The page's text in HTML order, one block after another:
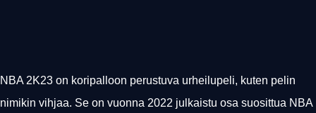
NBA 2K23 on koripalloon perustuva urheilupeli, kuten pelin
nimikin vihjaa. Se on vuonna 2022 julkaistu osa suosittua NBA